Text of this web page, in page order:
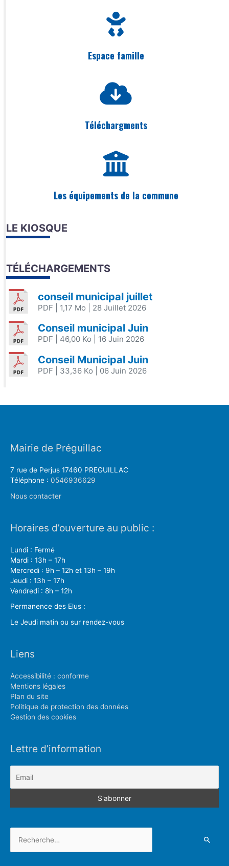
Espace famille
Téléchargments
Les équipements de la commune
LE KIOSQUE
TÉLÉCHARGEMENTS
conseil municipal juillet
PDF | 1,17 Mo | 28 Juillet 2026
Conseil municipal Juin
PDF | 46,00 Ko | 16 Juin 2026
Conseil Municipal Juin
PDF | 33,36 Ko | 06 Juin 2026
Mairie de Préguillac
7 rue de Perjus 17460 PREGUILLAC
Téléphone : 0546936629
Nous contacter
Horaires d’ouverture au public :
Lundi : Fermé
Mardi : 13h – 17h
Mercredi : 9h – 12h et 13h – 19h
Jeudi : 13h – 17h
Vendredi : 8h – 12h
Permanence des Elus :
Le Jeudi matin ou sur rendez-vous
Liens
Accessibilité : conforme
Mentions légales
Plan du site
Politique de protection des données
Gestion des cookies
Lettre d’information